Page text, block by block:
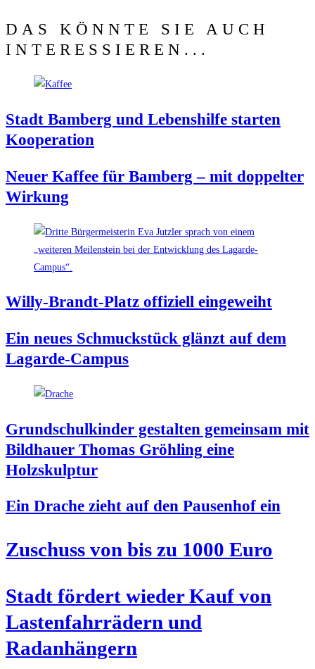
DAS KÖNNTE SIE AUCH
INTERESSIEREN...
Stadt Bam­berg und Lebens­hil­fe star­ten
Kooperation
Neu­er Kaf­fee für Bam­berg – mit dop­pel­ter
Wirkung
Wil­ly-Brandt-Platz offi­zi­ell eingeweiht
Ein neu­es Schmuck­stück glänzt auf dem
Lagarde-Campus
Grund­schul­kin­der gestal­ten gemein­sam mit
Bild­hau­er Tho­mas Gröh­ling eine
Holzskulptur
Ein Dra­che zieht auf den Pau­sen­hof ein
Zuschuss von bis zu 1000 Euro
Stadt för­dert wie­der Kauf von
Las­ten­fahr­rä­dern und
Radanhängern